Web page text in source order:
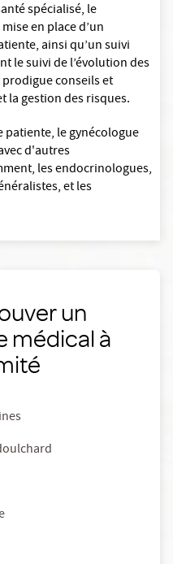
spécialisé, le
en place d’un
ainsi qu’un suivi
le suivi de l’évolution des
conseils et
la gestion des risques.
patiente, le gynécologue
d'autres
les endocrinologues,
et les
un
médical à